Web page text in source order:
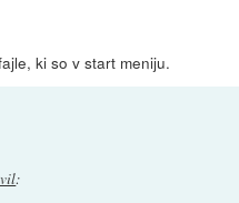
ki so v start meniju.
: